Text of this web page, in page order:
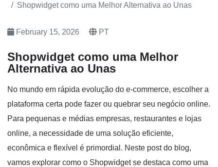
Shopwidget como uma Melhor Alternativa ao Unas
February 15, 2026 PT
Shopwidget como uma Melhor
Alternativa ao Unas
No mundo em rápida evolução do e-commerce, escolher a
plataforma certa pode fazer ou quebrar seu negócio online.
Para pequenas e médias empresas, restaurantes e lojas
online, a necessidade de uma solução eficiente,
econômica e flexível é primordial. Neste post do blog,
vamos explorar como o Shopwidget se destaca como uma